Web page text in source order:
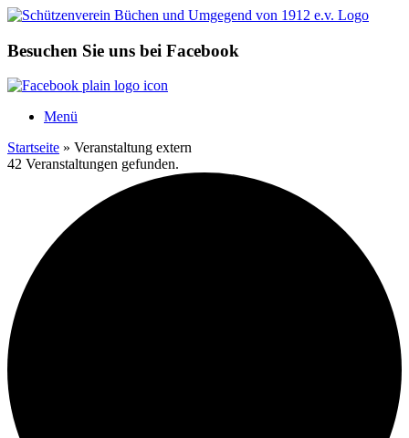
Zum
springen
Besuchen Sie uns bei Facebook
Menü
Startseite » Veranstaltung extern
42 Veranstaltungen gefunden.